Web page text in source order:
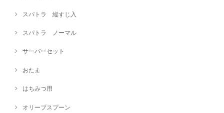
スパトラ 縦すじ入
スパトラ ノーマル
サーバーセット
おたま
はちみつ用
オリーブスプーン